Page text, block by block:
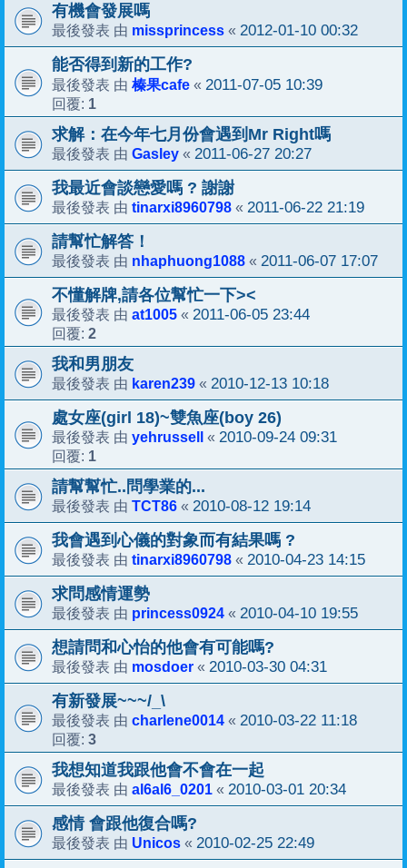
有機會發展嗎
最後發表 由 missprincess « 2012-01-10 00:32
能否得到新的工作?
最後發表 由 榛果cafe « 2011-07-05 10:39
回覆: 1
求解：在今年七月份會遇到Mr Right嗎
最後發表 由 Gasley « 2011-06-27 20:27
我最近會談戀愛嗎 ? 謝謝
最後發表 由 tinarxi8960798 « 2011-06-22 21:19
請幫忙解答！
最後發表 由 nhaphuong1088 « 2011-06-07 17:07
不懂解牌,請各位幫忙一下><
最後發表 由 at1005 « 2011-06-05 23:44
回覆: 2
我和男朋友
最後發表 由 karen239 « 2010-12-13 10:18
處女座(girl 18)~雙魚座(boy 26)
最後發表 由 yehrussell « 2010-09-24 09:31
回覆: 1
請幫幫忙..問學業的...
最後發表 由 TCT86 « 2010-08-12 19:14
我會遇到心儀的對象而有結果嗎 ?
最後發表 由 tinarxi8960798 « 2010-04-23 14:15
求問感情運勢
最後發表 由 princess0924 « 2010-04-10 19:55
想請問和心怡的他會有可能嗎?
最後發表 由 mosdoer « 2010-03-30 04:31
有新發展~~~/_\
最後發表 由 charlene0014 « 2010-03-22 11:18
回覆: 3
我想知道我跟他會不會在一起
最後發表 由 al6al6_0201 « 2010-03-01 20:34
感情 會跟他復合嗎?
最後發表 由 Unicos « 2010-02-25 22:49